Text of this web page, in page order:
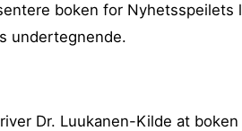
boken for
undertegnende.
Dr. Luukanen-Kilde at